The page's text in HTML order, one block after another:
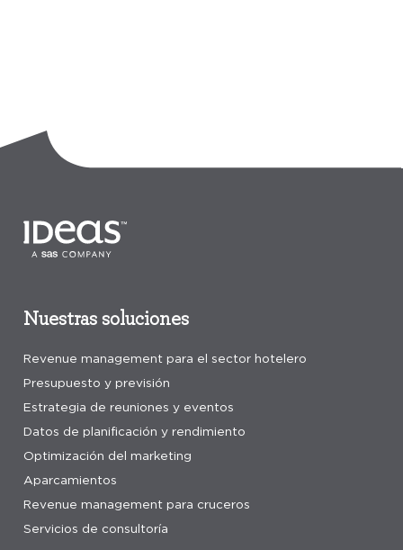
Nuestras soluciones
Revenue management para el sector hotelero
Presupuesto y previsión
Estrategia de reuniones y eventos
Datos de planificación y rendimiento
Optimización del marketing
Aparcamientos
Revenue management para cruceros
Servicios de consultoría